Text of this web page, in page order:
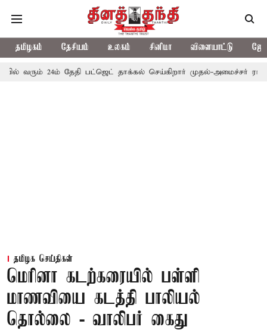
தமிழகம் தேசியம் உலகம் சினிமா விளையாட்டு
24ம் தேதி பட்ஜெட் தாக்கல் செய்கிறார் முதல்-அமைச்சர் ரங்கசாமி
தமிழக செய்திகள்
மெரினா கடற்கரையில் பள்ளி
மாணவியை கடத்தி பாலியல்
தொல்லை - வாலிபர் கைது